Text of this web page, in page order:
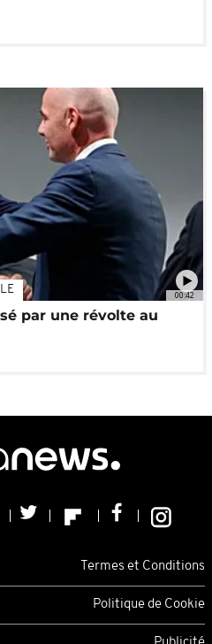
00:42
par une révolte au
Termes et Conditions
Politique de Cookie